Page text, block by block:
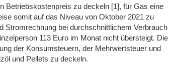
Betriebskostenpreis zu deckeln [1], für Gas eine
somit auf das Niveau von Oktober 2021 zu
Stromrechnung bei durchschnittlichem Verbrauch
113 Euro im Monat nicht übersteigt. Die
der Konsumsteuern, der Mehrwertsteuer und
und Pellets zu deckeln.